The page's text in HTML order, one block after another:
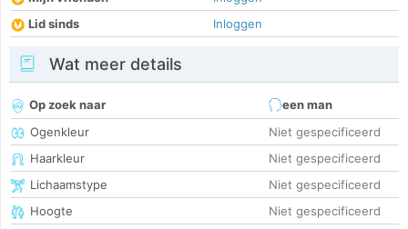
Lid sinds
Inloggen
Wat meer details
Op zoek naar
een man
Ogenkleur
Niet gespecificeerd
Haarkleur
Niet gespecificeerd
Lichaamstype
Niet gespecificeerd
Hoogte
Niet gespecificeerd